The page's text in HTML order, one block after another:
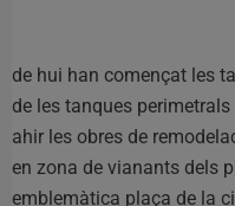
de hui han començat les
de les tanques
ahir les obres de
en zona de vianants dels
emblemàtica plaça de la